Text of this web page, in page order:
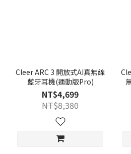
Cleer ARC 3 開放式AI真無線
藍牙耳機(運動版Pro)
NT$4,699
NT$8,380